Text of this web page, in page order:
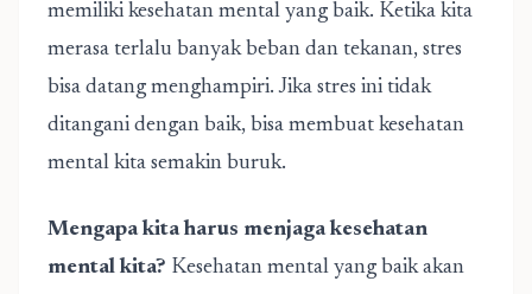
memiliki kesehatan mental yang baik. Ketika kita
merasa terlalu banyak beban dan tekanan, stres
bisa datang menghampiri. Jika stres ini tidak
ditangani dengan baik, bisa membuat kesehatan
mental kita semakin buruk.
Mengapa kita harus menjaga kesehatan
mental kita? Kesehatan mental yang baik akan